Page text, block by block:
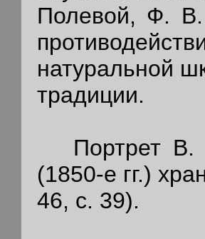
Полевой, Ф. В.
натуральной
традиции.
Портрет В.
(1850-е гг.)
46, с. 39).